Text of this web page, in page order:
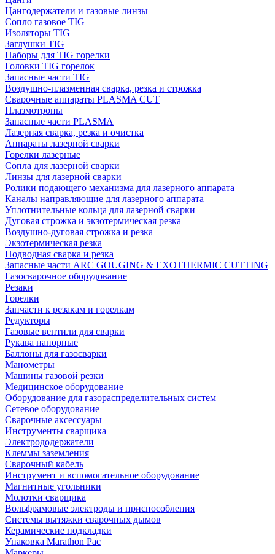
Цангодержатели и газовые линзы
Сопло газовое TIG
Изоляторы TIG
Заглушки TIG
Наборы для TIG горелки
Головки TIG горелок
Запасные части TIG
Воздушно-плазменная сварка, резка и строжка
Сварочные аппараты PLASMA CUT
Плазмотроны
Запасные части PLASMA
Лазерная сварка, резка и очистка
Аппараты лазерной сварки
Горелки лазерные
Сопла для лазерной сварки
Линзы для лазерной сварки
Ролики подающего механизма для лазерного аппарата
Каналы направляющие для лазерного аппарата
Уплотнительные кольца для лазерной сварки
Дуговая строжка и экзотермическая резка
Воздушно-дуговая строжка и резка
Экзотермическая резка
Подводная сварка и резка
Запасные части ARC GOUGING & EXOTHERMIC CUTTING
Газосварочное оборудование
Резаки
Горелки
Запчасти к резакам и горелкам
Редукторы
Газовые вентили для сварки
Рукава напорные
Баллоны для газосварки
Манометры
Машины газовой резки
Медицинское оборудование
Оборудование для газораспределительных систем
Сетевое оборудование
Сварочные аксессуары
Инструменты сварщика
Электрододержатели
Клеммы заземления
Сварочный кабель
Инструмент и вспомогательное оборудование
Магнитные угольники
Молотки сварщика
Вольфрамовые электроды и приспособления
Системы вытяжки сварочных дымов
Керамические подкладки
Упаковка Marathon Pac